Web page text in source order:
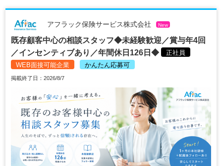
アフラック保険サービス株式会社 New
既存顧客中心の相談スタッフ◆未経験歓迎／賞与年4回
／インセンティブあり／年間休日126日◆
正社員
WEB面接可能企業
かんたん応募可
掲載終了日：2026/8/7